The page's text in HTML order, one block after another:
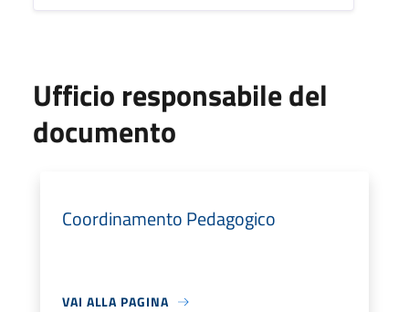
Ufficio responsabile del
documento
Coordinamento Pedagogico
VAI ALLA PAGINA